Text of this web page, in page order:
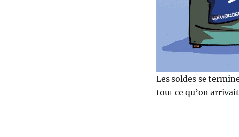
Les soldes se
tout ce qu’on